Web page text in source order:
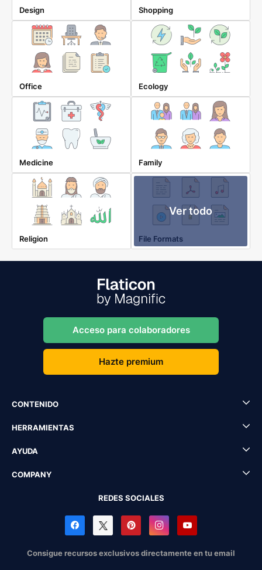
Design Shopping
Office Ecology
Medicine Family
Religion
Ver todo
File Formats
Acceso para colaboradores
Hazte premium
CONTENIDO
HERRAMIENTAS
AYUDA
COMPANY
REDES SOCIALES
Consigue recursos exclusivos directamente en tu email